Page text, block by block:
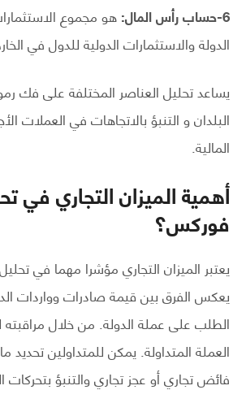
6-حساب رأس المال:
هو مجموع
الدولة والاستثمارات الدولية للدول في
يساعد تحليل العناصر المختلفة على فك
البلدان و التنبؤ بالاتجاهات في العملات
المالية.
أهمية الميزان التجاري في
فوركس؟
يعتبر الميزان التجاري مؤشرا مهما في
يعكس الفرق بين قيمة صادرات وواردات
الطلب على عملة الدولة. من خلال
العملة المتداولة. يمكن للمتداولين تحديد
فائض تجاري أو عجز تجاري والتنبؤ بتحركات